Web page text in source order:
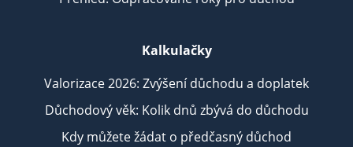
Kalkulačky
Valorizace 2026: Zvýšení důchodu a doplatek
Důchodový věk: Kolik dnů zbývá do důchodu
Kdy můžete žádat o předčasný důchod